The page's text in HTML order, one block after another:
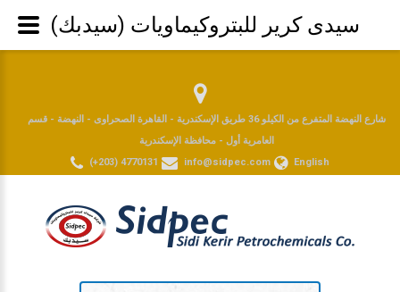
شارع النهضة المتفرع من الكيلو 36 طريق الإسكندرية - القاهرة الصحراوى - النهضة - قسم
العامرية أول - محافظة الإسكندرية
(+203) 4770131
info@sidpec.com English
سيدى كرير للبتروكيماويات (سيدبك)